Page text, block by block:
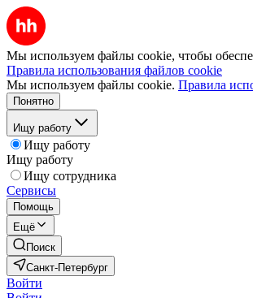
Мы используем файлы cookie, чтобы
Правила использования файлов cookie
Мы используем файлы cookie. Правила
Понятно
Ищу работу
Ищу работу
Ищу работу
Ищу сотрудника
Сервисы
Помощь
Ещё
Поиск
Санкт-Петербург
Войти